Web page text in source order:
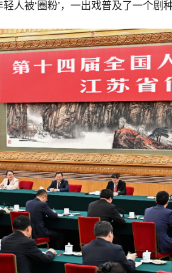
人被‘圈粉’，一出戏普及了一个剧